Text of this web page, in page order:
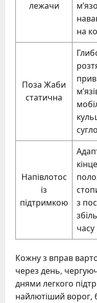
лежачи
на
Поза Жаби
статична
Напівлотос
із
підтримкою
з
часу
Кожну з вправ
через день,
днями легкого
найлютіший ворог,